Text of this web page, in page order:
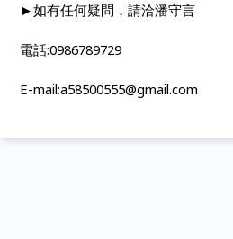
►如有任何疑問，請洽潘守言
電話:0986789729
E-mail:a58500555@gmail.com